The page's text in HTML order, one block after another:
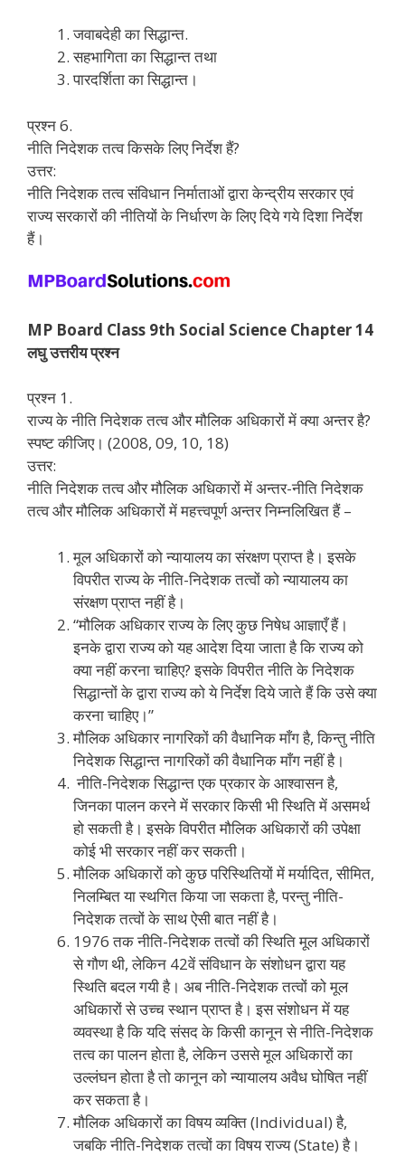
जवाबदेही का सिद्धान्त.
सहभागिता का सिद्धान्त तथा
पारदर्शिता का सिद्धान्त।
प्रश्न 6.
नीति निदेशक तत्व किसके लिए निर्देश हैं?
उत्तर:
नीति निदेशक तत्व संविधान निर्माताओं द्वारा केन्द्रीय सरकार एवं
राज्य सरकारों की नीतियों के निर्धारण के लिए दिये गये दिशा निर्देश
हैं।
MP Board Class 9th Social Science Chapter 14
लघु उत्तरीय प्रश्न
प्रश्न 1.
राज्य के नीति निदेशक तत्व और मौलिक अधिकारों में क्या अन्तर है?
स्पष्ट कीजिए। (2008, 09, 10, 18)
उत्तर:
नीति निदेशक तत्व और मौलिक अधिकारों में अन्तर-नीति निदेशक
तत्व और मौलिक अधिकारों में महत्त्वपूर्ण अन्तर निम्नलिखित हैं –
मूल अधिकारों को न्यायालय का संरक्षण प्राप्त है। इसके
विपरीत राज्य के नीति-निदेशक तत्वों को न्यायालय का
संरक्षण प्राप्त नहीं है।
“मौलिक अधिकार राज्य के लिए कुछ निषेध आज्ञाएँ हैं।
इनके द्वारा राज्य को यह आदेश दिया जाता है कि राज्य को
क्या नहीं करना चाहिए? इसके विपरीत नीति के निदेशक
सिद्धान्तों के द्वारा राज्य को ये निर्देश दिये जाते हैं कि उसे क्या
करना चाहिए।”
मौलिक अधिकार नागरिकों की वैधानिक माँग है, किन्तु नीति
निदेशक सिद्धान्त नागरिकों की वैधानिक माँग नहीं है।
नीति-निदेशक सिद्धान्त एक प्रकार के आश्वासन है,
जिनका पालन करने में सरकार किसी भी स्थिति में असमर्थ
हो सकती है। इसके विपरीत मौलिक अधिकारों की उपेक्षा
कोई भी सरकार नहीं कर सकती।
मौलिक अधिकारों को कुछ परिस्थितियों में मर्यादित, सीमित,
निलम्बित या स्थगित किया जा सकता है, परन्तु नीति-
निदेशक तत्वों के साथ ऐसी बात नहीं है।
1976 तक नीति-निदेशक तत्वों की स्थिति मूल अधिकारों
से गौण थी, लेकिन 42वें संविधान के संशोधन द्वारा यह
स्थिति बदल गयी है। अब नीति-निदेशक तत्वों को मूल
अधिकारों से उच्च स्थान प्राप्त है। इस संशोधन में यह
व्यवस्था है कि यदि संसद के किसी कानून से नीति-निदेशक
तत्व का पालन होता है, लेकिन उससे मूल अधिकारों का
उल्लंघन होता है तो कानून को न्यायालय अवैध घोषित नहीं
कर सकता है।
मौलिक अधिकारों का विषय व्यक्ति (Individual) है,
जबकि नीति-निदेशक तत्वों का विषय राज्य (State) है।